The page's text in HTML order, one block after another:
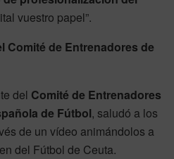
vuestro papel”.
Comité de Entrenadores de
del Comité de Entrenadores
de Fútbol, saludó a los
de un vídeo animándolos a
del Fútbol de Ceuta.